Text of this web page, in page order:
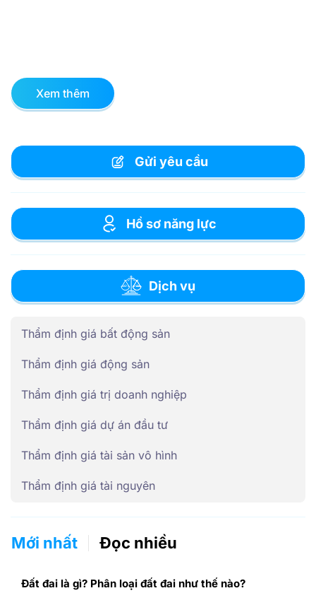
Xem thêm
Gửi yêu cầu
Hồ sơ năng lực
Dịch vụ
Thẩm định giá bất động sản
Thẩm định giá động sản
Thẩm định giá trị doanh nghiệp
Thẩm định giá dự án đầu tư
Thẩm định giá tài sản vô hình
Thẩm định giá tài nguyên
Mới nhất Đọc nhiều
Đất đai là gì? Phân loại đất đai như thế nào?